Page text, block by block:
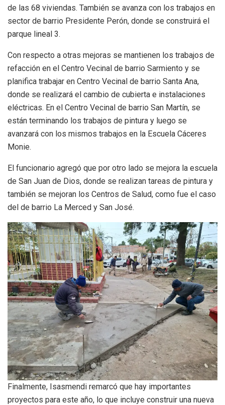
de las 68 viviendas. También se avanza con los trabajos en
sector de barrio Presidente Perón, donde se construirá el
parque lineal 3.
Con respecto a otras mejoras se mantienen los trabajos de
refacción en el Centro Vecinal de barrio Sarmiento y se
planifica trabajar en Centro Vecinal de barrio Santa Ana,
donde se realizará el cambio de cubierta e instalaciones
eléctricas. En el Centro Vecinal de barrio San Martín, se
están terminando los trabajos de pintura y luego se
avanzará con los mismos trabajos en la Escuela Cáceres
Monie.
El funcionario agregó que por otro lado se mejora la escuela
de San Juan de Dios, donde se realizan tareas de pintura y
también se mejoran los Centros de Salud, como fue el caso
del de barrio La Merced y San José.
Finalmente, Isasmendi remarcó que hay importantes
proyectos para este año, lo que incluye construir una nueva